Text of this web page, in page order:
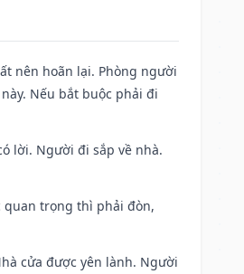
nên hoãn lại. Phòng người
Nếu bắt buộc phải đi
lời. Người đi sắp về nhà.
quan trọng thì phải đòn,
cửa được yên lành. Người